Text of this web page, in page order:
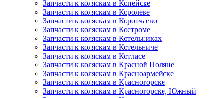
Запчасти к коляскам в Копейске
Запчасти к коляскам в Королеве
Запчасти к коляскам в Коротчаево
Запчасти к коляскам в Костроме
Запчасти к коляскам в Котельниках
Запчасти к коляскам в Котельниче
Запчасти к коляскам в Котласе
Запчасти к коляскам в Красной Поляне
Запчасти к коляскам в Красноармейске
Запчасти к коляскам в Красногорске
Запчасти к коляскам в Красногорске, Южный